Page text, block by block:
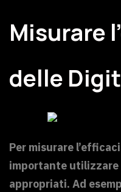
Misurare
delle
Per misurare
importante
appropriati. Ad